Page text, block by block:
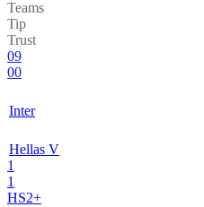
Teams
Tip
Trust
09
00
Inter
Hellas V
1
1
HS2+